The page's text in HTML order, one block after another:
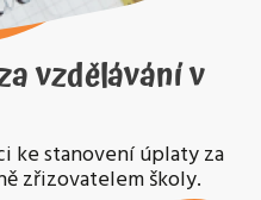
vzdělávání v
ke stanovení úplaty za
zřizovatelem školy.